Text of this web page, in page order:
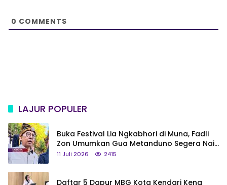
0 COMMENTS
LAJUR POPULER
Buka Festival Lia Ngkabhori di Muna, Fadli
Zon Umumkan Gua Metanduno Segera Naik
Status Jadi Cagar Budaya Nasional
11 Juli 2026 2415
Daftar 5 Dapur MBG Kota Kendari Kena